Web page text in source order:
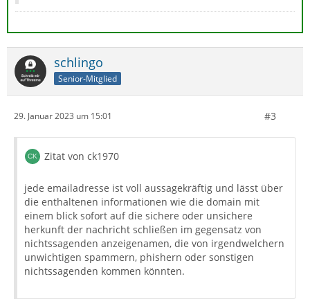
schlingo
Senior-Mitglied
29. Januar 2023 um 15:01 #3
Zitat von ck1970
jede emailadresse ist voll aussagekräftig und lässt über
die enthaltenen informationen wie die domain mit
einem blick sofort auf die sichere oder unsichere
herkunft der nachricht schließen im gegensatz von
nichtssagenden anzeigenamen, die von irgendwelchern
unwichtigen spammern, phishern oder sonstigen
nichtssagenden kommen könnten.